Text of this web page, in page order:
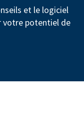
et le logiciel
votre potentiel de